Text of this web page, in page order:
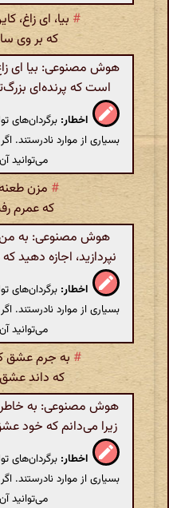
# بیا، ای زاغ،
که بر وی
هوش مصنوعی: بیا ای
است که پرنده‌ای
اخطار:
بسیاری از موارد نادرستند.
می‌توانید
# مزن
که عمرم
هوش مصنوعی: به من
نپردازید، اجازه
اخطار:
بسیاری از موارد نادرستند.
می‌توانید
# به جرم
که داند
هوش مصنوعی: به خاطر
زیرا می‌دانم که خود
اخطار:
بسیاری از موارد نادرستند.
می‌توانید